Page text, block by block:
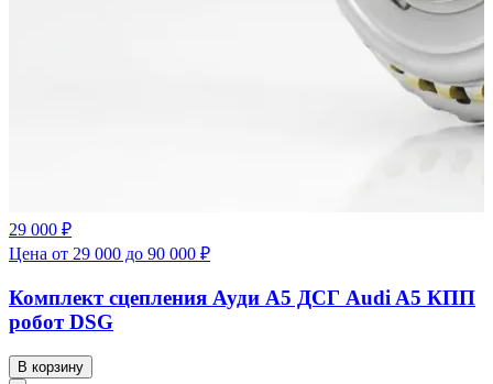
29 000 ₽
Цена от 29 000 до 90 000 ₽
Комплект сцепления Ауди А5 ДСГ Audi A5 КПП
робот DSG
В корзину